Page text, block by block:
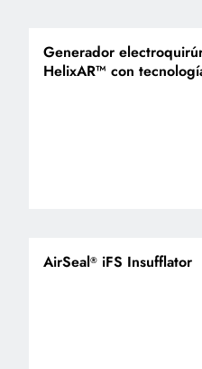
Generador
HelixAR™ con
AirSeal® iFS Insufflator